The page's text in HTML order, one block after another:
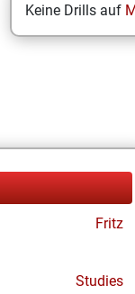
Keine Drills auf
Fritz
Studies